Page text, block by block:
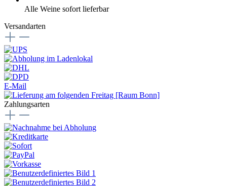
Alle Weine sofort lieferbar
Versandarten
E-Mail
Zahlungsarten